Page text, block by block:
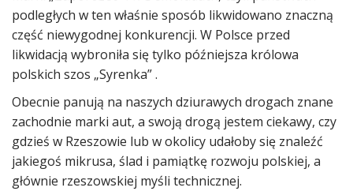
podległych w ten właśnie sposób likwidowano znaczną
część niewygodnej konkurencji. W Polsce przed
likwidacją wybroniła się tylko późniejsza królowa
polskich szos „Syrenka” .
Obecnie panują na naszych dziurawych drogach znane
zachodnie marki aut, a swoją drogą jestem ciekawy, czy
gdzieś w Rzeszowie lub w okolicy udałoby się znaleźć
jakiegoś mikrusa, ślad i pamiątkę rozwoju polskiej, a
głównie rzeszowskiej myśli technicznej.